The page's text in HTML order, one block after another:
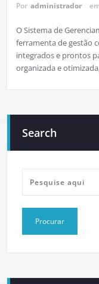
Por administrador
O Sistema de
ferramenta de gestão
integrados e prontos
organizada e
Search